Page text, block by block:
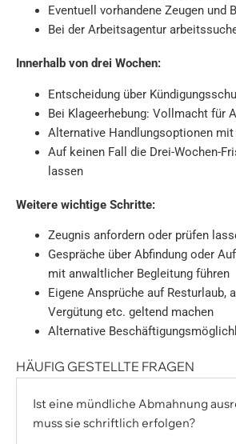
Eventuell vorhandene Zeugen und
Bei der Arbeitsagentur
Innerhalb von drei Wochen:
Entscheidung über
Bei Klageerhebung: Vollmacht für
Alternative Handlungsoptionen
Auf keinen Fall die Drei-Wochen-
lassen
Weitere wichtige Schritte:
Zeugnis anfordern oder prüfen
Gespräche über Abfindung oder
mit anwaltlicher Begleitung führen
Eigene Ansprüche auf Resturlaub,
Vergütung etc. geltend machen
Alternative
HÄUFIG GESTELLTE FRAGEN
Ist eine mündliche Abmahnung
muss sie schriftlich erfolgen?